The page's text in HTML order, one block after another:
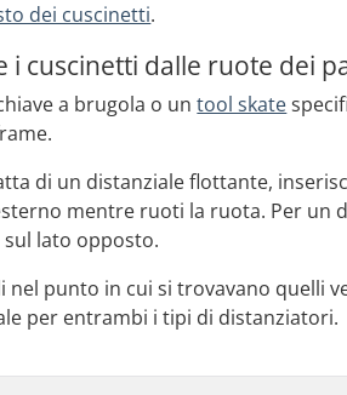
dei cuscinetti.
cuscinetti dalle ruote dei
a brugola o untool skate
di un distanziale flottante,
mentre ruoti la ruota. Per un
lato opposto.
punto in cui si trovavano quelli
per entrambi i tipi di distanziatori.